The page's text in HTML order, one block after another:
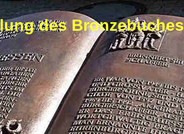
des Bronzebuches